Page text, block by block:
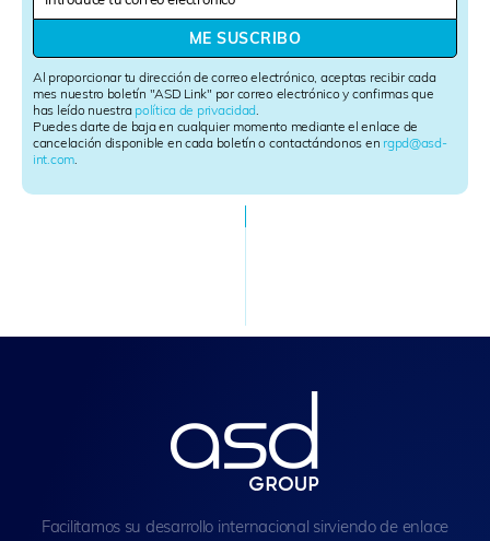
s
l
e
t
t
e
S
Al proporcionar tu dirección de correo electrónico, aceptas recibir cada
mes nuestro boletín "ASD Link" por correo electrónico y confirmas que
has leído nuestra política de privacidad
Puedes darte de baja en cualquier momento mediante el enlace de
cancelación disponible en cada boletín o contactándonos en rgpd@asd-
int.com
ME SUSCRIBO
Facilitamos su desarrollo internacional sirviendo de enlace